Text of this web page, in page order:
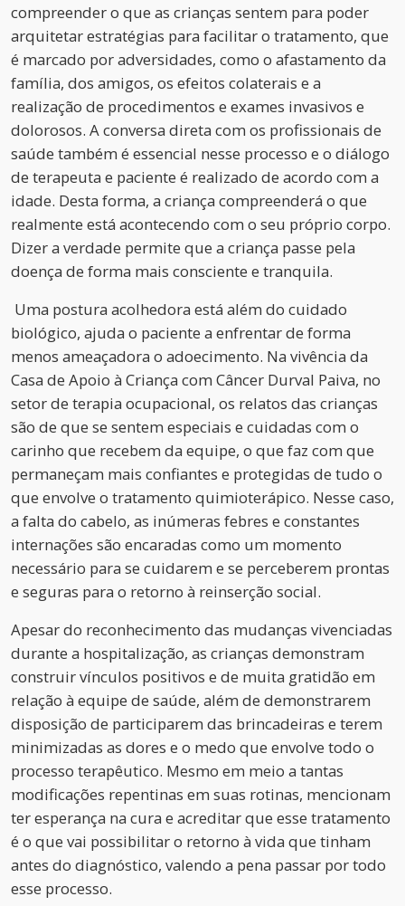
compreender o que as crianças sentem para poder
arquitetar estratégias para facilitar o tratamento, que
é marcado por adversidades, como o afastamento da
família, dos amigos, os efeitos colaterais e a
realização de procedimentos e exames invasivos e
dolorosos. A conversa direta com os profissionais de
saúde também é essencial nesse processo e o diálogo
de terapeuta e paciente é realizado de acordo com a
idade. Desta forma, a criança compreenderá o que
realmente está acontecendo com o seu próprio corpo.
Dizer a verdade permite que a criança passe pela
doença de forma mais consciente e tranquila.
Uma postura acolhedora está além do cuidado
biológico, ajuda o paciente a enfrentar de forma
menos ameaçadora o adoecimento. Na vivência da
Casa de Apoio à Criança com Câncer Durval Paiva, no
setor de terapia ocupacional, os relatos das crianças
são de que se sentem especiais e cuidadas com o
carinho que recebem da equipe, o que faz com que
permaneçam mais confiantes e protegidas de tudo o
que envolve o tratamento quimioterápico. Nesse caso,
a falta do cabelo, as inúmeras febres e constantes
internações são encaradas como um momento
necessário para se cuidarem e se perceberem prontas
e seguras para o retorno à reinserção social.
Apesar do reconhecimento das mudanças vivenciadas
durante a hospitalização, as crianças demonstram
construir vínculos positivos e de muita gratidão em
relação à equipe de saúde, além de demonstrarem
disposição de participarem das brincadeiras e terem
minimizadas as dores e o medo que envolve todo o
processo terapêutico. Mesmo em meio a tantas
modificações repentinas em suas rotinas, mencionam
ter esperança na cura e acreditar que esse tratamento
é o que vai possibilitar o retorno à vida que tinham
antes do diagnóstico, valendo a pena passar por todo
esse processo.